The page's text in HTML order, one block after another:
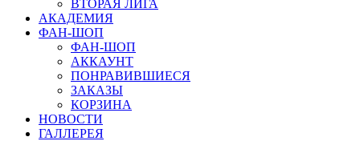
ВТОРАЯ ЛИГА
АКАДЕМИЯ
ФАН-ШОП
ФАН-ШОП
АККАУНТ
ПОНРАВИВШИЕСЯ
ЗАКАЗЫ
КОРЗИНА
НОВОСТИ
ГАЛЛЕРЕЯ